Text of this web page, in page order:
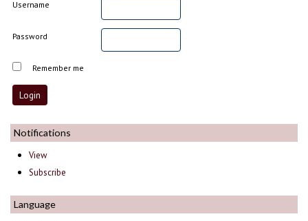
Username
Password
Remember me
Notifications
View
Subscribe
Language